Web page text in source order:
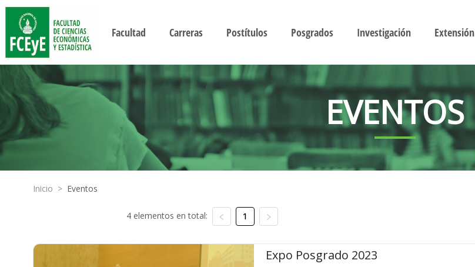
Facultad Carreras Postítulos Posgrados Investigación Extensión
EVENTOS
Inicio > Eventos
4 elementos en total: 1
Expo Posgrado 2023